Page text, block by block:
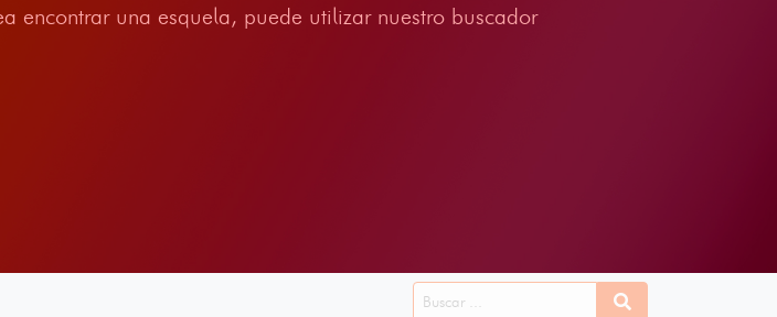
encontrar una esquela, puede utilizar nuestro buscador